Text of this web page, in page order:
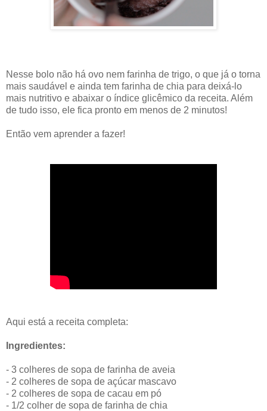
Nesse bolo não há ovo nem farinha de trigo, o que já o torna
mais saudável e ainda tem farinha de chia para deixá-lo
mais nutritivo e abaixar o índice glicêmico da receita. Além
de tudo isso, ele fica pronto em menos de 2 minutos!
Então vem aprender a fazer!
Aqui está a receita completa:
Ingredientes:
- 3 colheres de sopa de farinha de aveia
- 2 colheres de sopa de açúcar mascavo
- 2 colheres de sopa de cacau em pó
- 1/2 colher de sopa de farinha de chia